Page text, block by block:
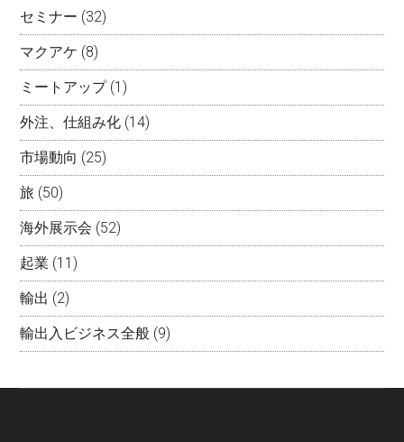
セミナー (32)
マクアケ (8)
ミートアップ(1)
外注、仕組み化 (14)
市場動向 (25)
旅 (50)
海外展示会 (52)
起業 (11)
輸出 (2)
輸出入ビジネス全般 (9)